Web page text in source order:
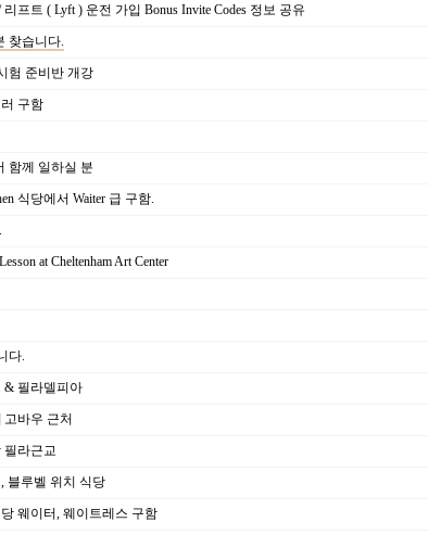
리프트 ( Lyft ) 운전 가입 Bonus Invite Codes 정보 공유
찾습니다.
험 준비반 개강
구함
함께 일하실 분
식당에서 Waiter 급 구함.
at Cheltenham Art Center
다.
& 필라델피아
바우 근처
필라근교
블루벨 위치 식당
웨이터, 웨이트레스 구함